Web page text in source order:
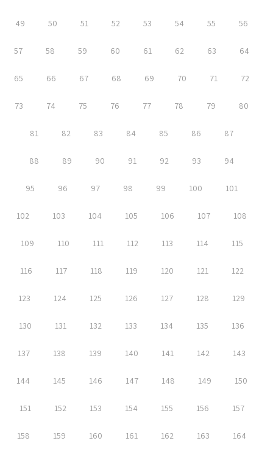
49 50 51 52 53 54 55 56
57 58 59 60 61 62 63 64
65 66 67 68 69 70 71 72
73 74 75 76 77 78 79 80
81 82 83 84 85 86 87
88 89 90 91 92 93 94
95 96 97 98 99 100 101
102 103 104 105 106 107 108
109 110 111 112 113 114 115
116 117 118 119 120 121 122
123 124 125 126 127 128 129
130 131 132 133 134 135 136
137 138 139 140 141 142 143
144 145 146 147 148 149 150
151 152 153 154 155 156 157
158 159 160 161 162 163 164